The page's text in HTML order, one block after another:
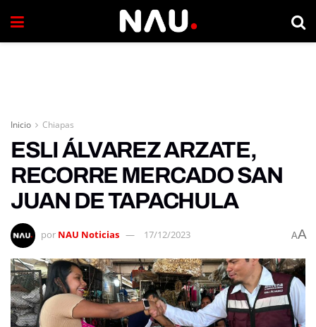
Inicio Chiapas
ESLI ÁLVAREZ ARZATE,
RECORRE MERCADO SAN
JUAN DE TAPACHULA
por NAU Noticias 17/12/2023 AA